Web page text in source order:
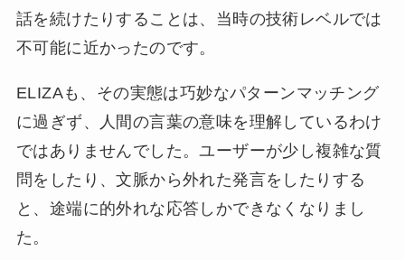
話を続けたりすることは、当時の技術レベルでは
不可能に近かったのです。
ELIZAも、その実態は巧妙なパターンマッチング
に過ぎず、人間の言葉の意味を理解しているわけ
ではありませんでした。ユーザーが少し複雑な質
問をしたり、文脈から外れた発言をしたりする
と、途端に的外れな応答しかできなくなりまし
た。